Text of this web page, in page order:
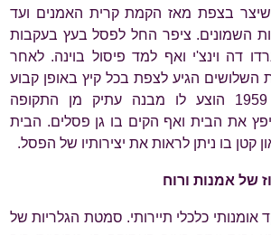
בצפת מאז הקמת קרית האמנים ועד
השמונים. ציפר החל לפסל בעץ בעקבות
דה וינצ'י ואף למד פיסול בוינה. לאחר
השלושים הגיע לצפת בכל קיץ באופן קבוע
כדי ליצור עד שב- 1959 הוצע לו מבנה עתיק מן התקופה
את הבית ואף הקים בו גן פסלים. הבית
קטן בו ניתן לראות את יצירותיו של הפסל.
של אמנות ורוח
אומנותי כלכלי תיירותי. סמטת הגלריות של